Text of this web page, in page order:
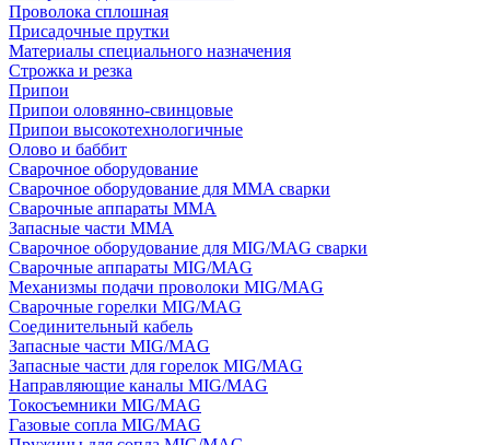
Проволока сплошная
Присадочные прутки
Материалы специального назначения
Строжка и резка
Припои
Припои оловянно-свинцовые
Припои высокотехнологичные
Олово и баббит
Сварочное оборудование
Сварочное оборудование для MMA сварки
Сварочные аппараты MMA
Запасные части MMA
Сварочное оборудование для MIG/MAG сварки
Сварочные аппараты MIG/MAG
Механизмы подачи проволоки MIG/MAG
Сварочные горелки MIG/MAG
Соединительный кабель
Запасные части MIG/MAG
Запасные части для горелок MIG/MAG
Направляющие каналы MIG/MAG
Токосъемники MIG/MAG
Газовые сопла MIG/MAG